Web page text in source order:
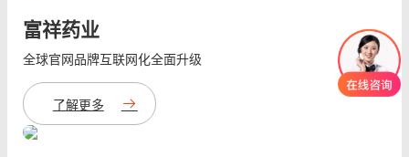
富祥药业
全球官网品牌互联网化全面升级
了解更多